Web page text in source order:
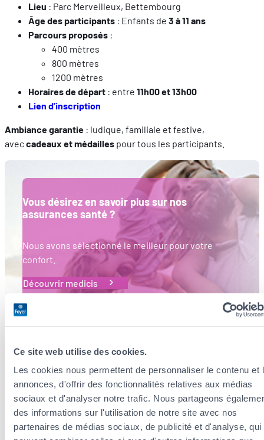
Ce site web utilise des cookies.
Les cookies nous permettent de personnaliser le contenu et
annonces, d'offrir des fonctionnalités relatives aux médias
sociaux et d'analyser notre trafic. Nous partageons
des informations sur l'utilisation de notre site avec nos
partenaires de médias sociaux, de publicité et d'analyse, qui
Lieu : Parc Merveilleux, Bettembourg
Âge des participants : Enfants de 3 à 11 ans
Parcours proposés :
400 mètres
800 mètres
1200 mètres
Horaires de départ : entre 11h00 et 13h00
Lien d’inscription
Ambiance garantie : ludique, familiale et festive,
aveccadeaux et médailles pour tous les participants.
Vous désirez en savoir plus sur nos
assurances santé ?
Nous avons sélectionné le meilleur pour votre
confort.
Découvrir medicis
Actualité